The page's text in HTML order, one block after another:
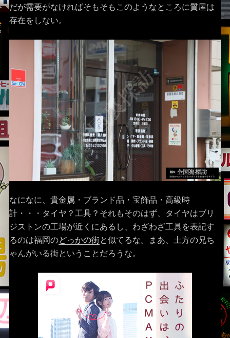
だが需要がなければそもそもこのようなところに質屋は
存在をしない。
なになに、貴金属・ブランド品・宝飾品・高級時
計・・・タイヤ？工具？それもそのはず、タイヤはブリ
ジストンの工場が近くにあるし、わざわざ工具を表記す
るのは福岡のどっかの街と似てるな。まあ、土方の兄ち
ゃんがいる街ということだろうな。